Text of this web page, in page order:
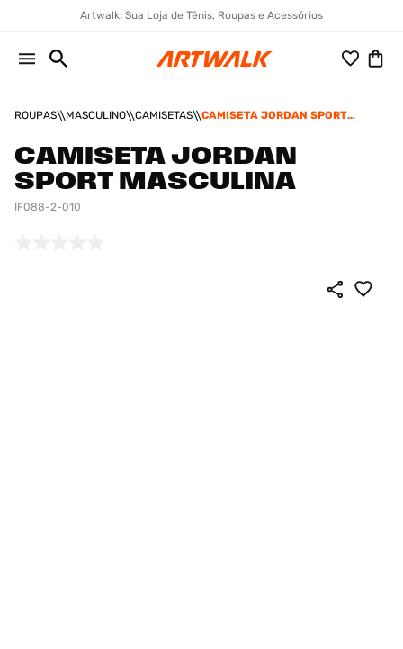
Artwalk: Sua Loja de Tênis, Roupas e Acessórios
ROUPAS MASCULINO CAMISETAS
CAMISETA JORDAN SPORT
CAMISETA JORDAN
SPORT MASCULINA
IF088-2-010